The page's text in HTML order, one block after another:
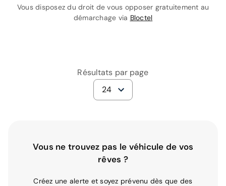
Vous disposez du droit de vous opposer gratuitement au
démarchage via Bloctel
Résultats par page
24
Vous ne trouvez pas le véhicule de vos
rêves ?
Créez une alerte et soyez prévenu dès que des